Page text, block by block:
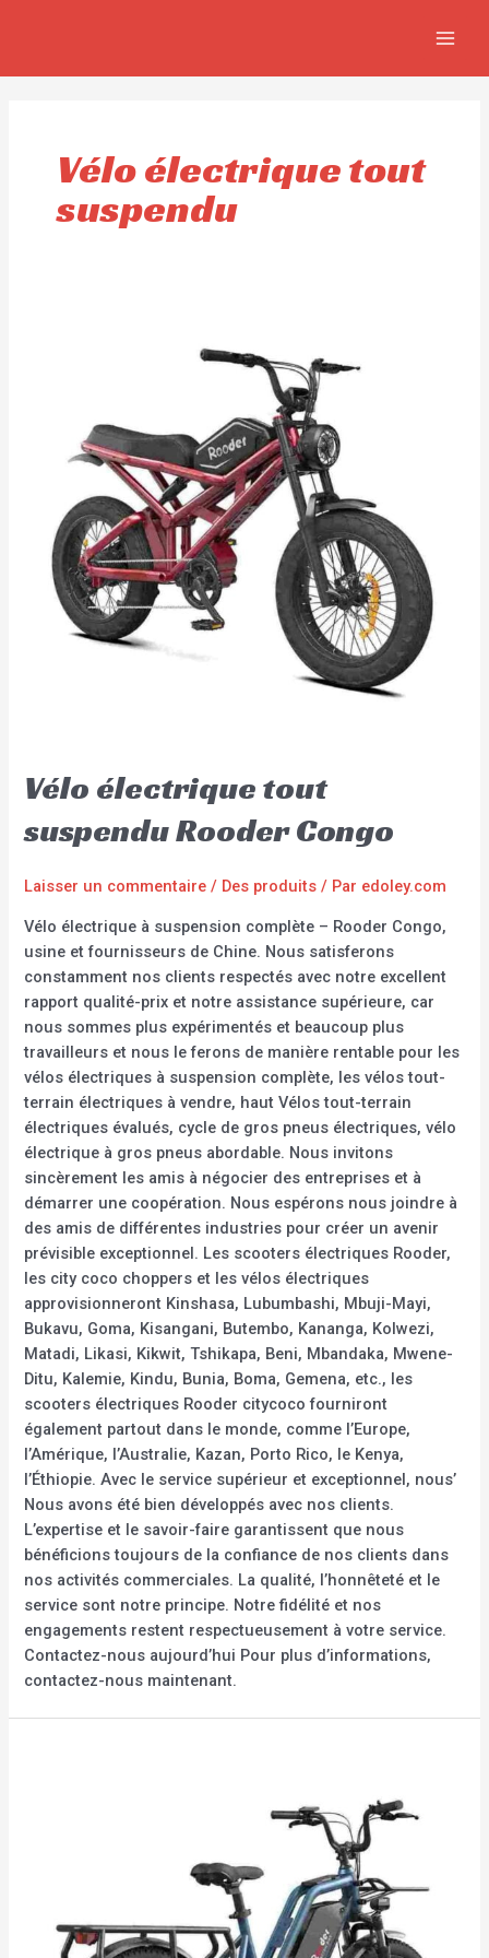
Vélo électrique tout
suspendu
Vélo électrique tout
suspendu Rooder Congo
Laisser un commentaire / Des produits / Par edoley.com
Vélo électrique à suspension complète – Rooder Congo,
usine et fournisseurs de Chine. Nous satisferons
constamment nos clients respectés avec notre excellent
rapport qualité-prix et notre assistance supérieure, car
nous sommes plus expérimentés et beaucoup plus
travailleurs et nous le ferons de manière rentable pour les
vélos électriques à suspension complète, les vélos tout-
terrain électriques à vendre, haut Vélos tout-terrain
électriques évalués, cycle de gros pneus électriques, vélo
électrique à gros pneus abordable. Nous invitons
sincèrement les amis à négocier des entreprises et à
démarrer une coopération. Nous espérons nous joindre à
des amis de différentes industries pour créer un avenir
prévisible exceptionnel. Les scooters électriques Rooder,
les city coco choppers et les vélos électriques
approvisionneront Kinshasa, Lubumbashi, Mbuji-Mayi,
Bukavu, Goma, Kisangani, Butembo, Kananga, Kolwezi,
Matadi, Likasi, Kikwit, Tshikapa, Beni, Mbandaka, Mwene-
Ditu, Kalemie, Kindu, Bunia, Boma, Gemena, etc., les
scooters électriques Rooder citycoco fourniront
également partout dans le monde, comme l’Europe,
l’Amérique, l’Australie, Kazan, Porto Rico, le Kenya,
l’Éthiopie. Avec le service supérieur et exceptionnel, nous’
Nous avons été bien développés avec nos clients.
L’expertise et le savoir-faire garantissent que nous
bénéficions toujours de la confiance de nos clients dans
nos activités commerciales. La qualité, l’honnêteté et le
service sont notre principe. Notre fidélité et nos
engagements restent respectueusement à votre service.
Contactez-nous aujourd’hui Pour plus d’informations,
contactez-nous maintenant.